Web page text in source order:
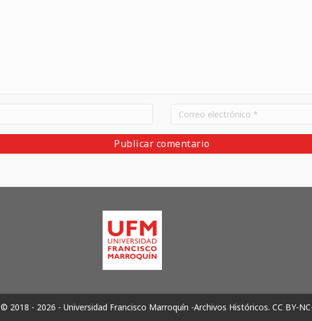
© 2018 - 2026 - Universidad Francisco Marroquín -Archivos Históricos. CC BY-